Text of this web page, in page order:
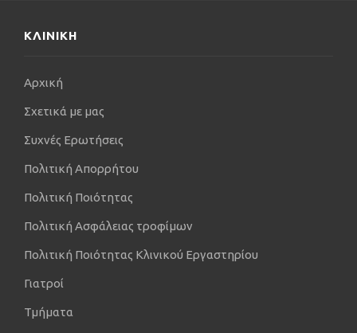
ΚΛΙΝΙΚΗ
Αρχική
Σχετικά με μας
Συχνές Ερωτήσεις
Πολιτική Απορρήτου
Πολιτική Ποιότητας
Πολιτική Ασφάλειας τροφίμων
Πολιτική Ποιότητας Κλινικού Εργαστηρίου
Γιατροί
Τμήματα